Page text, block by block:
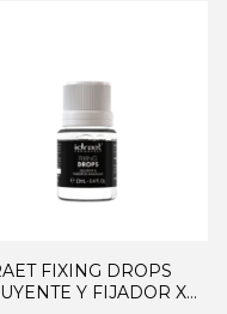
FIXING DROPS
Y FIJADOR X